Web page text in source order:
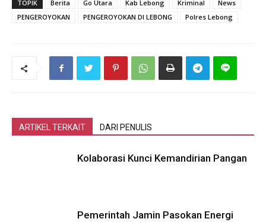
TOPIK Berita Go Utara Kab Lebong Kriminal
News
PENGEROYOKAN
PENGEROYOKAN DI LEBONG Polres Lebong
ARTIKEL TERKAIT DARI PENULIS
Kolaborasi Kunci Kemandirian Pangan
Pemerintah Jamin Pasokan Energi